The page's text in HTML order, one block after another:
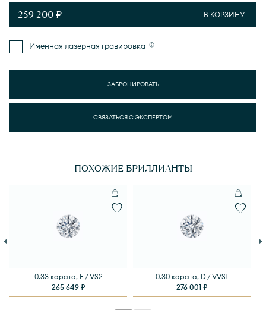
259 200 ₽ В КОРЗИНУ
Именная лазерная гравировка
ЗАБРОНИРОВАТЬ
СВЯЗАТЬСЯ С ЭКСПЕРТОМ
ПОХОЖИЕ БРИЛЛИАНТЫ
0.33 карата, E / VS2
265 649 ₽
0.30 карата, D / VVS1
276 001 ₽